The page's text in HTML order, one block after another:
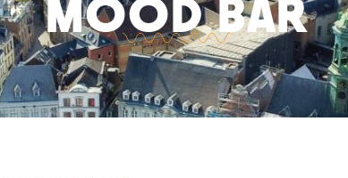
MOOD BAR